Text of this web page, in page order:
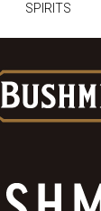
SPIRITS